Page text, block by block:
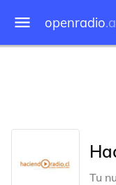
openradio
Tu